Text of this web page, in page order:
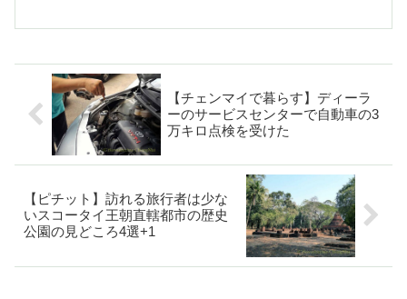
【チェンマイで暮らす】ディーラ
ーのサービスセンターで自動車の3
万キロ点検を受けた
【ピチット】訪れる旅行者は少な
いスコータイ王朝直轄都市の歴史
公園の見どころ4選+1